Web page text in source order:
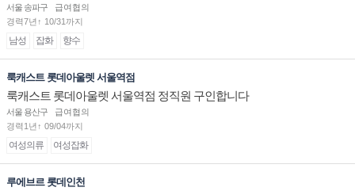
서울 송파구
급여협의
경력7년↑ 10/31까지
남성 잡화 향수
룩캐스트 롯데아울렛 서울역점
룩캐스트 롯데아울렛 서울역점 정직원 구인합니다
서울 용산구
급여협의
경력1년↑ 09/04까지
여성의류 여성잡화
루에브르 롯데인천